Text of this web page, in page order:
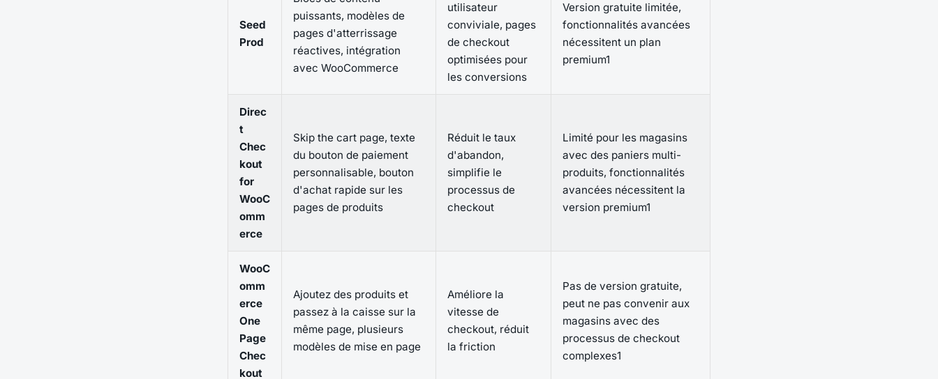
Seed
Prod
puissants, modèles de
pages d'atterrissage
réactives, intégration
avec WooCommerce
utilisateur
conviviale, pages
de checkout
optimisées pour
les conversions
Version gratuite limitée,
fonctionnalités avancées
nécessitent un plan
premium1
Direc
t
Chec
kout
for
WooC
omm
erce
Skip the cart page, texte
du bouton de paiement
personnalisable, bouton
d'achat rapide sur les
pages de produits
Réduit le taux
d'abandon,
simplifie le
processus de
checkout
Limité pour les magasins
avec des paniers multi-
produits, fonctionnalités
avancées nécessitent la
version premium1
WooC
omm
erce
One
Page
Chec
kout
Ajoutez des produits et
passez à la caisse sur la
même page, plusieurs
modèles de mise en page
Améliore la
vitesse de
checkout, réduit
la friction
Pas de version gratuite,
peut ne pas convenir aux
magasins avec des
processus de checkout
complexes1